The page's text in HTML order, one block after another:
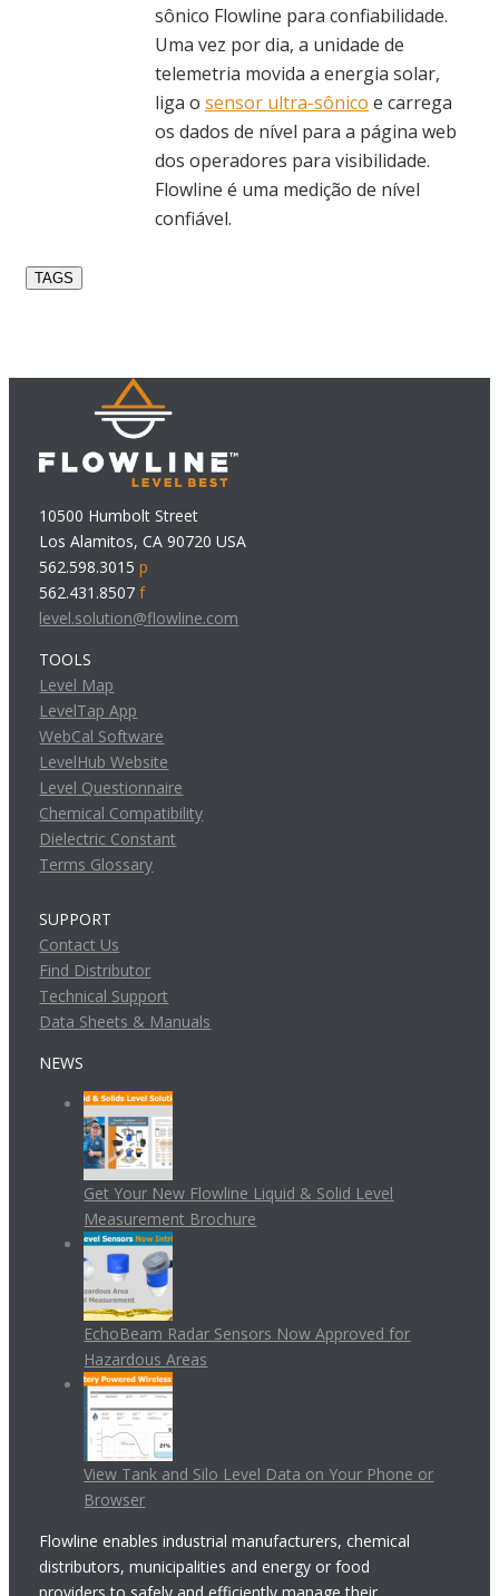
sônico Flowline para confiabilidade.
Uma vez por dia, a unidade de
telemetria movida a energia solar,
liga o sensor ultra-sônico e carrega
os dados de nível para a página web
dos operadores para visibilidade.
Flowline é uma medição de nível
confiável.
TAGS
10500 Humbolt Street
Los Alamitos, CA 90720 USA
562.598.3015p
562.431.8507f
level.solution@flowline.com
TOOLS
Level Map
LevelTap App
WebCal Software
LevelHub Website
Level Questionnaire
Chemical Compatibility
Dielectric Constant
Terms Glossary
SUPPORT
Contact Us
Find Distributor
Technical Support
Data Sheets & Manuals
NEWS
Get Your New Flowline Liquid & Solid Level
Measurement Brochure
EchoBeam Radar Sensors Now Approved for
Hazardous Areas
View Tank and Silo Level Data on Your Phone or
Browser
Flowline enables industrial manufacturers, chemical
distributors, municipalities and energy or food